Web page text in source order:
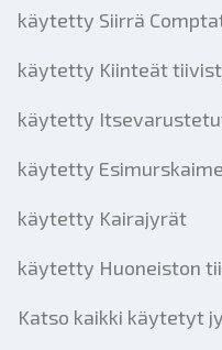
käytetty Siirrä
käytetty Kiinteät
käytetty
käytetty
käytetty Kairajyrät
käytetty Huoneiston
Katso kaikki käytetyt